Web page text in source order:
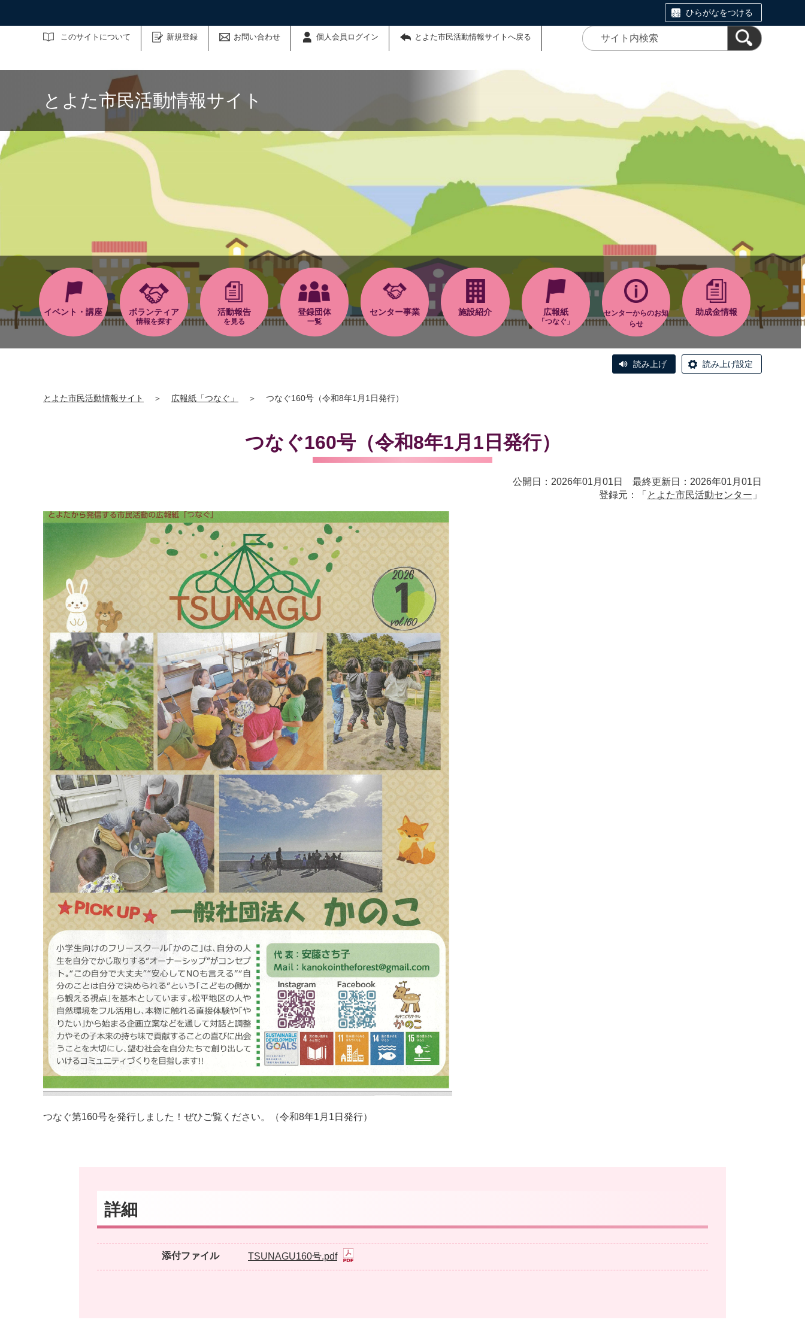
ひらがなをつける
このサイトについて 新規登録 お問い合わせ 個人会員ログイン とよた市民活動情報サイトへ戻る
サイト内検索
とよた市民活動情報サイト
イベント・講座 ボランティア
情報を探す
活動報告
を見る
登録団体
一覧
センター事業 施設紹介 広報紙
「つなぐ」
センターからのお知
らせ
助成金情報
読み上げ 読み上げ設定
とよた市民活動情報サイト ＞ 広報紙「つなぐ」 ＞ つなぐ160号（令和8年1月1日発行）
つなぐ160号（令和8年1月1日発行）
公開日：2026年01月01日 最終更新日：2026年01月01日
登録元：「 とよた市民活動センター 」
つなぐ第160号を発行しました！ぜひご覧ください。（令和8年1月1日発行）
詳細
添付ファイル TSUNAGU160号.pdf